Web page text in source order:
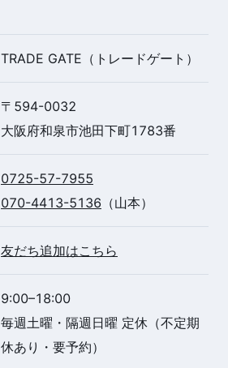
TRADE GATE（トレードゲート）
〒594-0032
大阪府和泉市池田下町1783番
0725-57-7955
070-4413-5136 （山本）
友だち追加はこちら
9:00–18:00
毎週土曜・隔週日曜 定休（不定期
休あり・要予約）